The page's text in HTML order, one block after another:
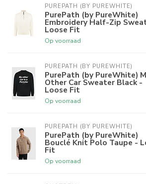
PUREPATH (BY PUREWHITE)
PurePath (by PureWhite)
Embroidery Half-Zip
Loose Fit
Op voorraad
PUREPATH (BY PUREWHITE)
PurePath (by PureWhite)
Other Car Sweater Black -
Loose Fit
Op voorraad
PUREPATH (BY PUREWHITE)
PurePath (by PureWhite)
Bouclé Knit Polo Taupe -
Fit
Op voorraad